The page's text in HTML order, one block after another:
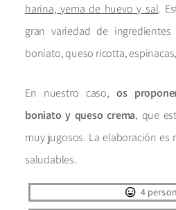
harina, yema de huevo y sal.
gran variedad de
boniato, queso ricotta,
En nuestro caso, os
boniato y queso crema, que
muy jugosos. La elaboración es
saludables.
4